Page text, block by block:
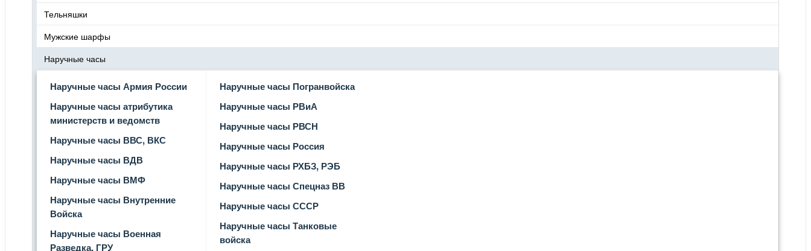
Тельняшки
Мужские шарфы
Наручные часы
Наручные часы Армия России
Наручные часы атрибутика
министерств и ведомств
Наручные часы ВВС, ВКС
Наручные часы ВДВ
Наручные часы ВМФ
Наручные часы Внутренние
Войска
Наручные часы Военная
Разведка, ГРУ
Наручные часы Погранвойска
Наручные часы РВиА
Наручные часы РВСН
Наручные часы Россия
Наручные часы РХБЗ, РЭБ
Наручные часы Спецназ ВВ
Наручные часы СССР
Наручные часы Танковые
войска